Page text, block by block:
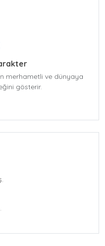
merhametli ve dünyaya
gösterir.